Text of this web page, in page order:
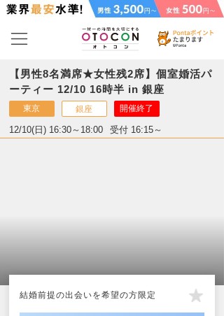
【男性8名満席★女性残2席】個室婚活パ
ーティー 12/10 16時半 in 銀座
東京 銀座 開催終了
12/10(日) 16:30～18:00 受付 16:15～
結婚前提の出会いを希望の方限定